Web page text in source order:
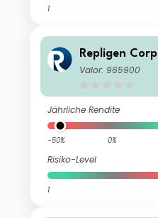
1
Repligen Corp
Valor: 965900
Jährliche Rendite
-50% 0%
Risiko-Level
1